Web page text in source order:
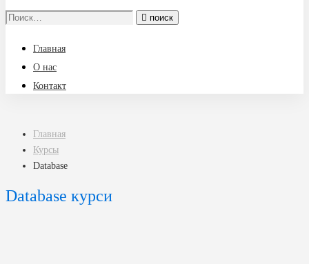
Search
поиск
Главная
О нас
Контакт
Главная
Курсы
Database
Database курси